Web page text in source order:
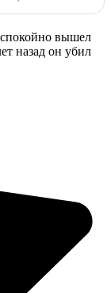
вышел
назад он убил